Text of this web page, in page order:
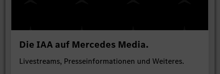
Die IAA auf Mercedes Media.
Livestreams, Presseinformationen und Weiteres.